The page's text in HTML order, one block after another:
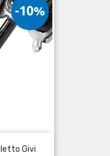
Givi
-10%